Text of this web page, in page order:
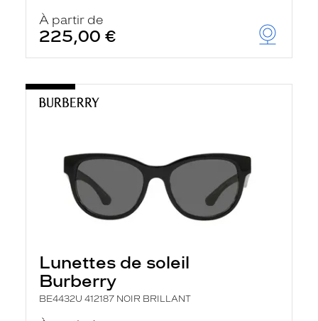
À partir de
225,00 €
Lunettes de soleil
Burberry
BE4432U 412187 NOIR BRILLANT